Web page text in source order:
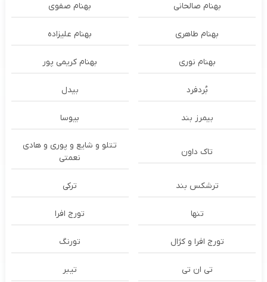
بهنام صالحانی بهنام صفوی
بهنام طاهری بهنام علیزاده
بهنام نوری بهنام کریمی پور
بُردفرد بیدل
بیمرز بند بیوسا
تاک داون
تتلو و شایع و پوری و هادی
نعمتی
ترشكس بند ترکی
تنها تورج افرا
تورج افرا و کژال تورنگ
تی ان تی تیبر